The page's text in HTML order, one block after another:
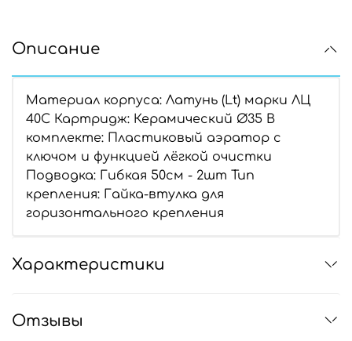
Описание
Материал корпуса: Латунь (Lt) марки ЛЦ
40С Картридж: Керамический Ø35 В
комплекте: Пластиковый аэратор с
ключом и функцией лёгкой очистки
Подводка: Гибкая 50см - 2шт Тип
крепления: Гайка-втулка для
горизонтального крепления
Характеристики
Отзывы